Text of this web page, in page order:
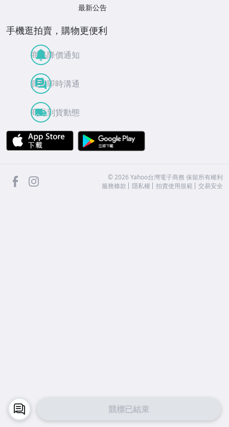
競標已結束
最新公告
手機逛拍賣，購物更便利
商品降價通知
買賣即時溝通
商品到貨動態
APP Store
facebook ©2026 Yahoo台灣電子商務 保留所有權利
服務條款
隱私權 拍賣使用規範 交易安全